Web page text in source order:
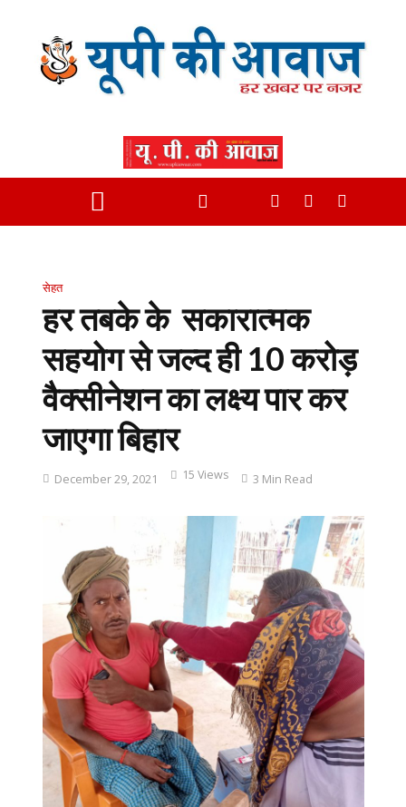
सेहत
हर तबके के सकारात्मक
सहयोग से जल्द ही 10 करोड़
वैक्सीनेशन का लक्ष्य पार कर
जाएगा बिहार
December 29, 2021 15 Views 3 Min Read